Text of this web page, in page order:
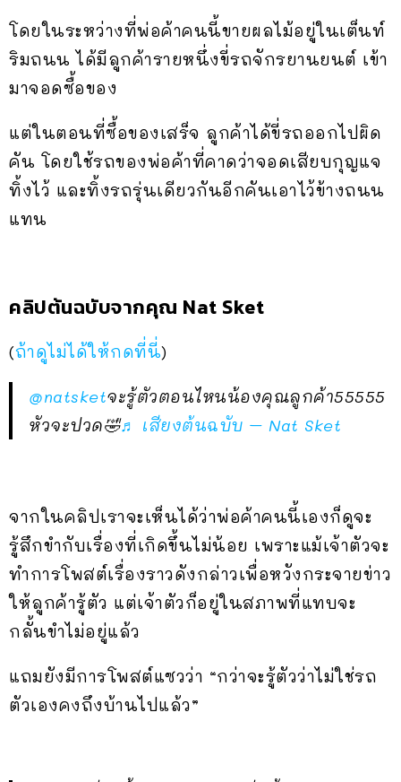
โดยในระหว่างที่พ่อค้าคนนี้ขายผลไม้อยู่ในเต็นท์
ริมถนน ได้มีลูกค้ารายหนึ่งขี่รถจักรยานยนต์ เข้า
มาจอดซื้อของ
แต่ในตอนที่ซื้อของเสร็จ ลูกค้าได้ขี่รถออกไปผิด
คัน โดยใช้รถของพ่อค้าที่คาดว่าจอดเสียบกุญแจ
ทิ้งไว้ และทิ้งรถรุ่นเดียวกันอีกคันเอาไว้ข้างถนน
แทน
คลิปต้นฉบับจากคุณ Nat Sket
(ถ้าดูไม่ได้ให้กดที่นี่)
@natsketจะรู้ตัวตอนไหนน้องคุณลูกค้า55555
หัวจะปวด🤣♬ เสียงต้นฉบับ – Nat Sket
จากในคลิปเราจะเห็นได้ว่าพ่อค้าคนนี้เองก็ดูจะ
รู้สึกขำกับเรื่องที่เกิดขึ้นไม่น้อย เพราะแม้เจ้าตัวจะ
ทำการโพสต์เรื่องราวดังกล่าวเพื่อหวังกระจายข่าว
ให้ลูกค้ารู้ตัว แต่เจ้าตัวก็อยู่ในสภาพที่แทบจะ
กลั้นขำไม่อยู่แล้ว
แถมยังมีการโพสต์แซวว่า “กว่าจะรู้ตัวว่าไม่ใช่รถ
ตัวเองคงถึงบ้านไปแล้ว”